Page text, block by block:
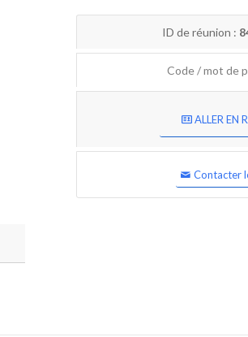
ID de réunion :
Code / mot de
ALLER EN
Contacter